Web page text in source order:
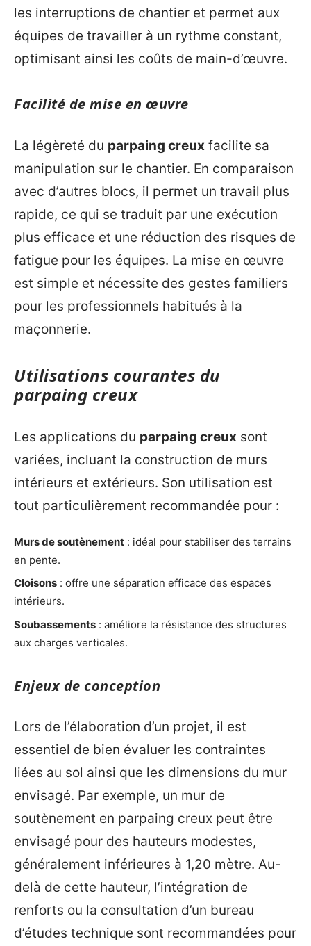
les interruptions de chantier et permet aux
équipes de travailler à un rythme constant,
optimisant ainsi les coûts de main-d’œuvre.
Facilité de mise en œuvre
La légèreté du parpaing creux facilite sa
manipulation sur le chantier. En comparaison
avec d’autres blocs, il permet un travail plus
rapide, ce qui se traduit par une exécution
plus efficace et une réduction des risques de
fatigue pour les équipes. La mise en œuvre
est simple et nécessite des gestes familiers
pour les professionnels habitués à la
maçonnerie.
Utilisations courantes du
parpaing creux
Les applications du parpaing creux sont
variées, incluant la construction de murs
intérieurs et extérieurs. Son utilisation est
tout particulièrement recommandée pour :
Murs de soutènement : idéal pour stabiliser des terrains
en pente.
Cloisons : offre une séparation efficace des espaces
intérieurs.
Soubassements : améliore la résistance des structures
aux charges verticales.
Enjeux de conception
Lors de l’élaboration d’un projet, il est
essentiel de bien évaluer les contraintes
liées au sol ainsi que les dimensions du mur
envisagé. Par exemple, un mur de
soutènement en parpaing creux peut être
envisagé pour des hauteurs modestes,
généralement inférieures à 1,20 mètre. Au-
delà de cette hauteur, l’intégration de
renforts ou la consultation d’un bureau
d’études technique sont recommandées pour